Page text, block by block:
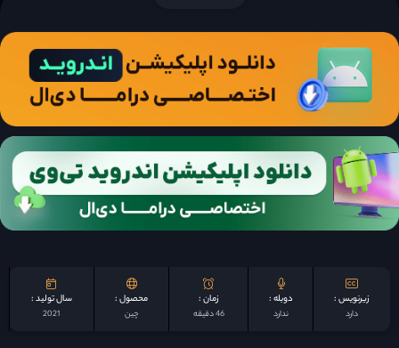
زیرنویس :
دارد
دوبله :
ندارد
زمان :
46 دقیقه
محصول :
چين
سال تولید :
2021